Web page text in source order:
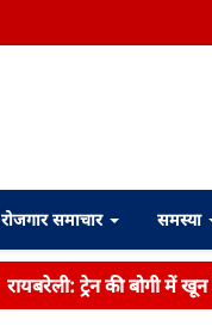
रोजगार समाचार समस्या
रायबरेली: ट्रेन की बोगी में